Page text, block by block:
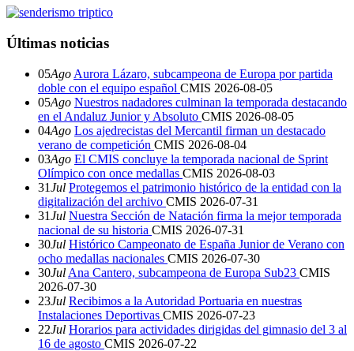
Últimas noticias
05Ago Aurora Lázaro, subcampeona de Europa por partida
doble con el equipo español CMIS 2026-08-05
05Ago Nuestros nadadores culminan la temporada destacando
en el Andaluz Junior y Absoluto CMIS 2026-08-05
04Ago Los ajedrecistas del Mercantil firman un destacado
verano de competición CMIS 2026-08-04
03Ago El CMIS concluye la temporada nacional de Sprint
Olímpico con once medallas CMIS 2026-08-03
31Jul Protegemos el patrimonio histórico de la entidad con la
digitalización del archivo CMIS 2026-07-31
31Jul Nuestra Sección de Natación firma la mejor temporada
nacional de su historia CMIS 2026-07-31
30Jul Histórico Campeonato de España Junior de Verano con
ocho medallas nacionales CMIS 2026-07-30
30Jul Ana Cantero, subcampeona de Europa Sub23 CMIS
2026-07-30
23Jul Recibimos a la Autoridad Portuaria en nuestras
Instalaciones Deportivas CMIS 2026-07-23
22Jul Horarios para actividades dirigidas del gimnasio del 3 al
16 de agosto CMIS 2026-07-22